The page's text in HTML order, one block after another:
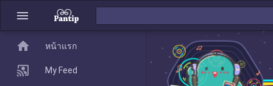
menu
home
home หน้าแรก
My Feed